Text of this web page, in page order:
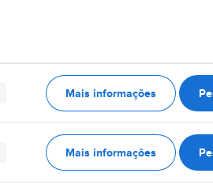
Mais informações
Mais informações